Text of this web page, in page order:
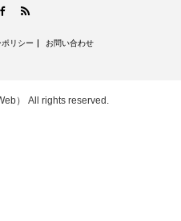
Facebook
リシー お問い合わせ
） All rights reserved.